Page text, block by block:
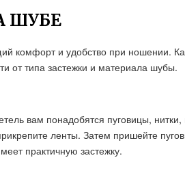
ШУБЕ
комфорт и удобство при ношении.
от типа застежки и материала шубы.
вам понадобятся пуговицы,
ленты. Затем пришейте
практичную застежку.